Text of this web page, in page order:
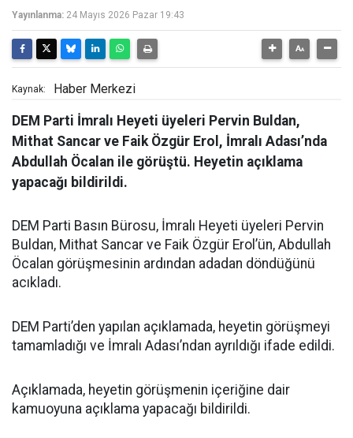
Yayınlanma: 24 Mayıs 2026 Pazar 19:43
Kaynak: Haber Merkezi
DEM Parti İmralı Heyeti üyeleri Pervin Buldan,
Mithat Sancar ve Faik Özgür Erol, İmralı Adası’nda
Abdullah Öcalan ile görüştü. Heyetin açıklama
yapacağı bildirildi.
DEM Parti Basın Bürosu, İmralı Heyeti üyeleri Pervin
Buldan, Mithat Sancar ve Faik Özgür Erol’ün, Abdullah
Öcalan görüşmesinin ardından adadan döndüğünü
acıkladı.
DEM Parti’den yapılan açıklamada, heyetin görüşmeyi
tamamladığı ve İmralı Adası’ndan ayrıldığı ifade edildi.
Açıklamada, heyetin görüşmenin içeriğine dair
kamuoyuna açıklama yapacağı bildirildi.